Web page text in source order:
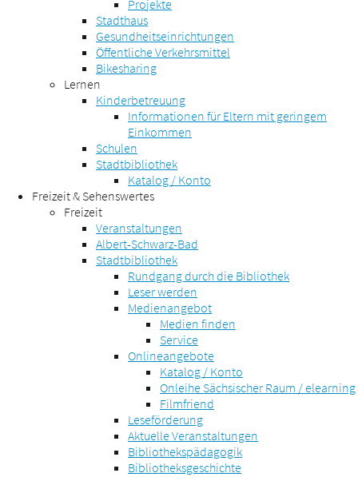
Projekte
Stadthaus
Gesundheitseinrichtungen
Öffentliche Verkehrsmittel
Bikesharing
Lernen
Kinderbetreuung
Informationen für Eltern mit geringem
Einkommen
Schulen
Stadtbibliothek
Katalog / Konto
Freizeit & Sehenswertes
Freizeit
Veranstaltungen
Albert-Schwarz-Bad
Stadtbibliothek
Rundgang durch die Bibliothek
Leser werden
Medienangebot
Medien finden
Service
Onlineangebote
Katalog / Konto
Onleihe Sächsischer Raum / elearning
Filmfriend
Leseförderung
Aktuelle Veranstaltungen
Bibliothekspädagogik
Bibliotheksgeschichte